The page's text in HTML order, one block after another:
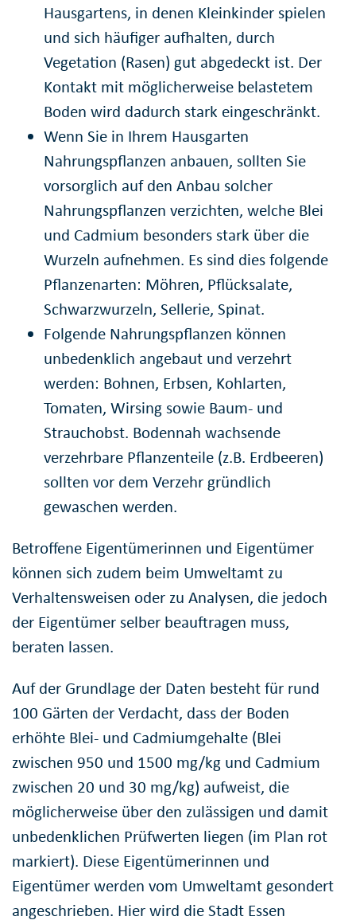
Hausgartens, in denen Kleinkinder spielen
und sich häufiger aufhalten, durch
Vegetation (Rasen) gut abgedeckt ist. Der
Kontakt mit möglicherweise belastetem
Boden wird dadurch stark eingeschränkt.
Wenn Sie in Ihrem Hausgarten
Nahrungspflanzen anbauen, sollten Sie
vorsorglich auf den Anbau solcher
Nahrungspflanzen verzichten, welche Blei
und Cadmium besonders stark über die
Wurzeln aufnehmen. Es sind dies folgende
Pflanzenarten: Möhren, Pflücksalate,
Schwarzwurzeln, Sellerie, Spinat.
Folgende Nahrungspflanzen können
unbedenklich angebaut und verzehrt
werden: Bohnen, Erbsen, Kohlarten,
Tomaten, Wirsing sowie Baum- und
Strauchobst. Bodennah wachsende
verzehrbare Pflanzenteile (z.B. Erdbeeren)
sollten vor dem Verzehr gründlich
gewaschen werden.
Betroffene Eigentümerinnen und Eigentümer
können sich zudem beim Umweltamt zu
Verhaltensweisen oder zu Analysen, die jedoch
der Eigentümer selber beauftragen muss,
beraten lassen.
Auf der Grundlage der Daten besteht für rund
100 Gärten der Verdacht, dass der Boden
erhöhte Blei- und Cadmiumgehalte (Blei
zwischen 950 und 1500 mg/kg und Cadmium
zwischen 20 und 30 mg/kg) aufweist, die
möglicherweise über den zulässigen und damit
unbedenklichen Prüfwerten liegen (im Plan rot
markiert). Diese Eigentümerinnen und
Eigentümer werden vom Umweltamt gesondert
angeschrieben. Hier wird die Stadt Essen